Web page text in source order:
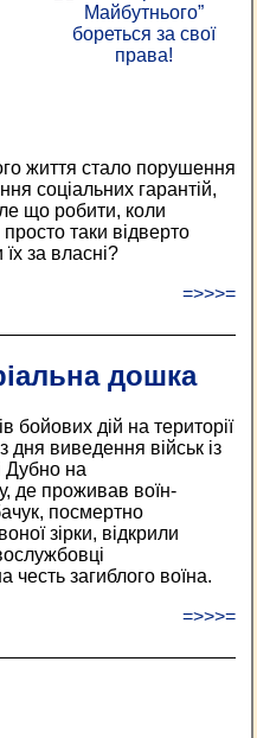
життя стало порушення
соціальних гарантій,
що робити, коли
таки відверто
за власні?
=>>>=
дошка
бойових дій на території
дня виведення військ із
Дубно на
де проживав воїн-
посмертно
зірки, відкрили
честь загиблого воїна.
=>>>=